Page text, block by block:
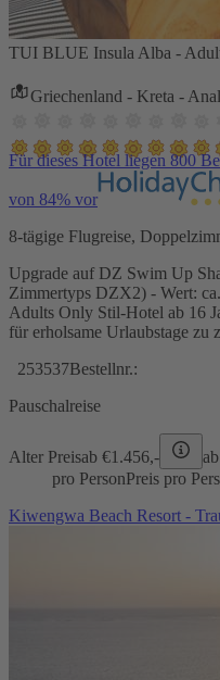
TUI BLUE Insula Alba -
Griechenland - Kreta -
Für dieses Hotel liegen 800
von 84% vor
8-tägige Flugreise,
Upgrade auf DZ Swim Up
Zimmertyps DZX2) - Wert:
Adults Only Stil-Hotel ab 16
für erholsame Urlaubstage zu
253537Bestellnr.:
Pauschalreise
Alter Preisab €1.456,-
pro PersonPreis pro
Kiwengwa Beach Resort -